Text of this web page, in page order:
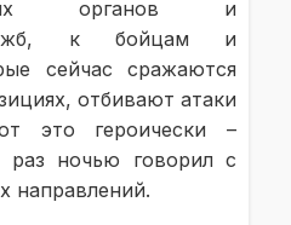
органов и
к бойцам и
сейчас сражаются
отбивают атаки
это героически –
раз ночью говорил с
направлений.